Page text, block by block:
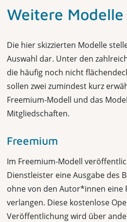
Weitere Modelle
Die hier skizzierten Modelle
Auswahl dar. Unter den
die häufig noch nicht
sollen zwei zumindest kurz
Freemium-Modell und das
Mitgliedschaften.
Freemium
Im Freemium-Modell
Dienstleister eine Ausgabe des
ohne von den Autor*innen eine
verlangen. Diese kostenlose
Veröffentlichung wird über